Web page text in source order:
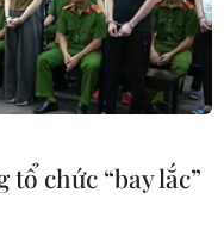
chức “bay lắc”